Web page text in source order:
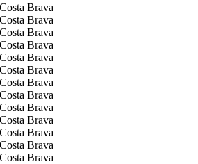
Brava
Brava
Brava
Brava
Brava
Brava
Brava
Brava
Brava
Brava
Brava
Brava
Brava